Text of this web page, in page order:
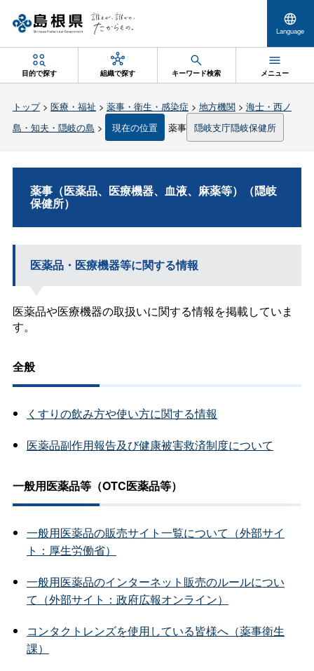
Language
目的で探す 組織で探す キーワード検索 メニュー
トップ> 医療・福祉 > 薬事・衛生・感染症 > 地方機関> 海士・西ノ
島・知夫・隠岐の島 > 現在の位置 薬事 隠岐支庁隠岐保健所
薬事（医薬品、医療機器、血液、麻薬等）（隠岐
保健所）
医薬品・医療機器等に関する情報
医薬品や医療機器の取扱いに関する情報を掲載していま
す。
全般
くすりの飲み方や使い方に関する情報
医薬品副作用報告及び健康被害救済制度について
一般用医薬品等（OTC医薬品等）
一般用医薬品の販売サイト一覧について（外部サイ
ト：厚生労働省）
一般用医薬品のインターネット販売のルールについ
て（外部サイト：政府広報オンライン）
コンタクトレンズを使用している皆様へ（薬事衛生
課）